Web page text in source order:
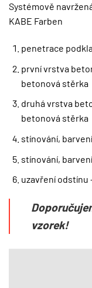
Systémově
KABE Farben
penetrace
první vrstva
betonová stěrka
druhá vrstva
betonová stěrka
stínování,
stínování, barvení
uzavření odstínu
vzorek!